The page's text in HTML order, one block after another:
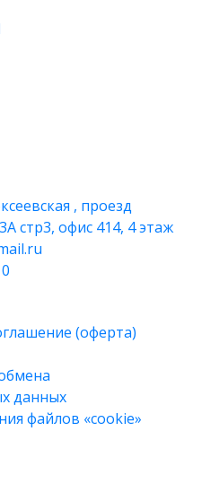
, проезд
стр3, офис 414, 4 этаж
(оферта)
данных
файлов «cookie»